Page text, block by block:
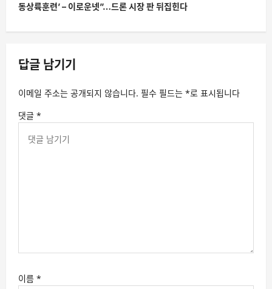
동상륙훈련’ – 이로운넷”…드론 시장 판 뒤집힌다
답글 남기기
이메일 주소는 공개되지 않습니다. 필수 필드는 *로 표시됩니다
댓글 *
이름 *